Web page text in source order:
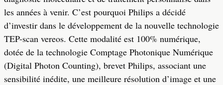
les années à venir. C’est pourquoi Philips a décidé
d’investir dans le développement de la nouvelle technologie
TEP-scan vereos. Cette modalité est 100% numérique,
dotée de la technologie Comptage Photonique Numérique
(Digital Photon Counting), brevet Philips, associant une
sensibilité inédite, une meilleure résolution d’image et une